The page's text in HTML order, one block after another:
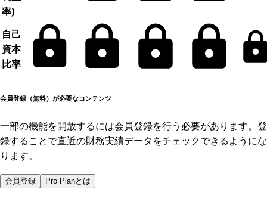
率)
自己
資本
比率
会員登録（無料）が必要なコンテンツ
一部の機能を開放するには会員登録を行う必要があります。登
録することで直近の財務実績データをチェックできるようにな
ります。
会員登録 Pro Planとは